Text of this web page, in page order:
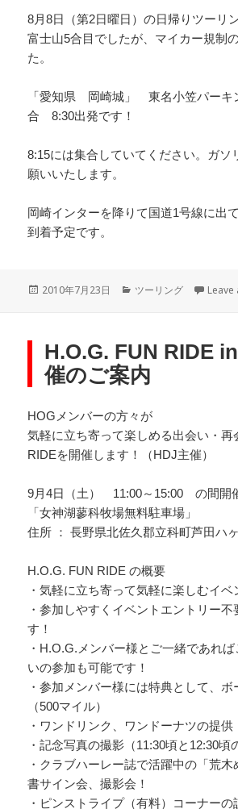
8月8日（第2日曜日）の日帰りツーリ
富士山5合目でしたが、マイカー規制
た。
「愛知県 岡崎城」 東名小笠パー
合 8:30出発です！
8:15には集合していてください。ガソ
願いいたします。
岡崎インターを降りて国道1号線に出
到着予定です。
Posted
2010年7月23日 Categories
ツーリング
H.O.G. FUN RIDE
催のご案内
HOGメンバーの方々が
気軽に立ち寄って楽しめる出会い・再
RIDEを開催します！（HDJ主催）
9月4日（土） 11:00～15:00 の間開
「女神湖蓼科牧場無料駐車場」
住所 ： 長野県北佐久郡立科町芦田ハ
H.O.G. FUN RIDE の概要
・気軽に立ち寄って気軽に楽しむイベ
・参加しやすくイベントエントリー
す！
・H.O.G.メンバー様とご一緒であれ
いの参加も可能です！
・参加メンバー様には特典として、
（500マイル）
・ワンドリンク、ワンドーナツの提供
・記念写真の撮影（11:30頃と12:30頃
・クラブハーレー誌で活躍中の「荒
書サイン会、撮影会！
・ピンストライプ（有料）コーナーの